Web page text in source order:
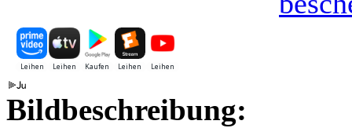
Bildbeschreibung: